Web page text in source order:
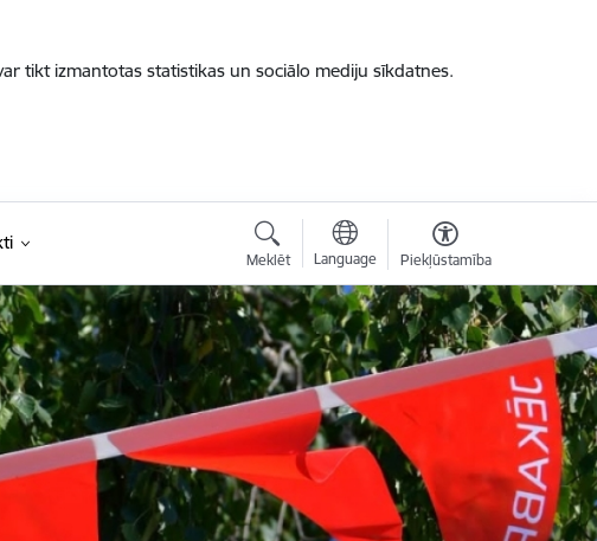
tikt izmantotas statistikas un sociālo mediju sīkdatnes.
Meklēt Language Piekļūstamība